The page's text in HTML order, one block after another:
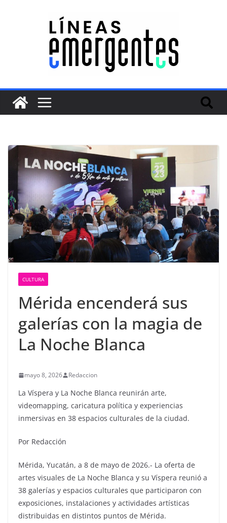
CULTURA
Mérida encenderá sus
galerías con la magia de
La Noche Blanca
mayo 8, 2026 Redaccion
La Víspera y La Noche Blanca reunirán arte,
videomapping, caricatura política y experiencias
inmersivas en 38 espacios culturales de la ciudad.
Por Redacción
Mérida, Yucatán, a 8 de mayo de 2026.- La oferta de
artes visuales de La Noche Blanca y su Víspera reunió a
38 galerías y espacios culturales que participaron con
exposiciones, instalaciones y actividades artísticas
distribuidas en distintos puntos de Mérida.